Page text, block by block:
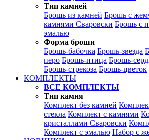
Тип камней
Брошь из камней Брошь с
камнями Сваровски Брошь с
эмалью
Форма броши
Брошь-бабочка Брошь-звезда
перо Брошь-птица Брошь-
Брошь-стрекоза Брошь-цветок
КОМПЛЕКТЫ
ВСЕ КОМПЛЕКТЫ
Тип камня
Комплект без камней
стекла Комплект с камнями
кристаллами Сваровски
Комплект с эмалью Набор с